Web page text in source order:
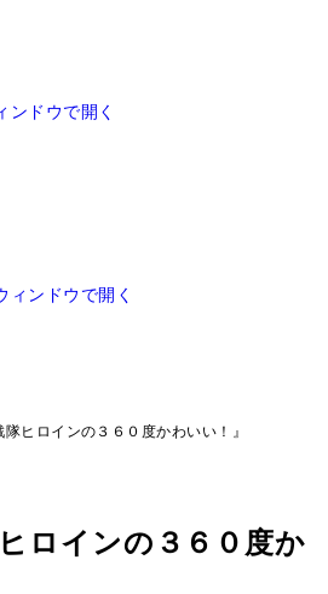
ンドウで開く
ィンドウで開く
ヒロインの３６０度かわいい！』
ロインの３６０度か